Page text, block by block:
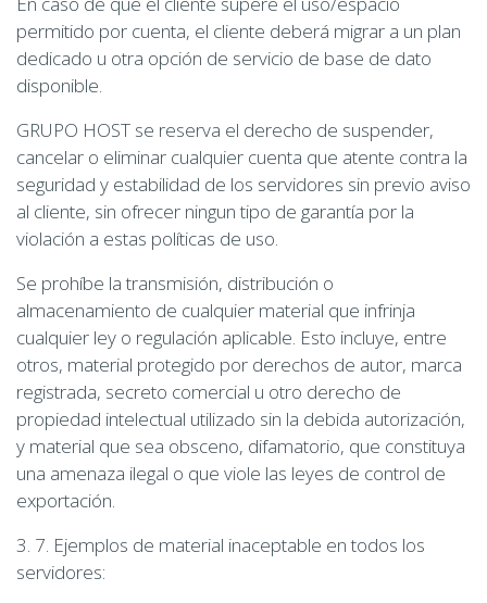
permitido por cuenta, el cliente deberá migrar a un plan
dedicado u otra opción de servicio de base de dato
disponible.
GRUPO HOST se reserva el derecho de suspender,
cancelar o eliminar cualquier cuenta que atente contra la
seguridad y estabilidad de los servidores sin previo aviso
al cliente, sin ofrecer ningun tipo de garantía por la
violación a estas políticas de uso.
Se prohíbe la transmisión, distribución o
almacenamiento de cualquier material que infrinja
cualquier ley o regulación aplicable. Esto incluye, entre
otros, material protegido por derechos de autor, marca
registrada, secreto comercial u otro derecho de
propiedad intelectual utilizado sin la debida autorización,
y material que sea obsceno, difamatorio, que constituya
una amenaza ilegal o que viole las leyes de control de
exportación.
3. 7. Ejemplos de material inaceptable en todos los
servidores: